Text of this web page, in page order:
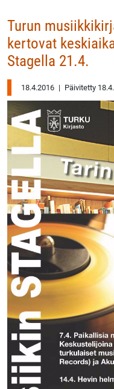
Turun
kertovat
Stagella 21.4.
18.4.2016 | Päivitetty